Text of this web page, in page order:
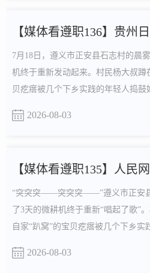
7月18日，遵义市正安县石志村的晨
机终于重新发动起来。村民杨大叔蹲
贝疙瘩被几个下乡实践的年轻人捣
间，遵义职业技术学院融创驰行社会
2026-08-03
“突突突——突突突——”遵义市正安
了3天的微耕机终于重新“唱起了歌”
自家“趴窝”的宝贝疙瘩被几个下乡
时，这下能抢回来了。”说话间，遵
2026-08-03